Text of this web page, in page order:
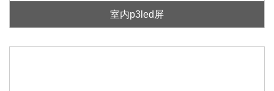
室内p3led屏